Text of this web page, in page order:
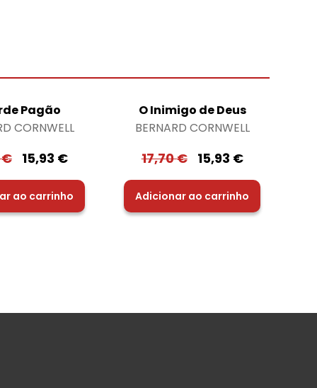
Pagão
CORNWELL
€ 15,93 €
ao carrinho
O Inimigo de Deus
BERNARD CORNWELL
17,70€ 15,93 €
Adicionar ao carrinho